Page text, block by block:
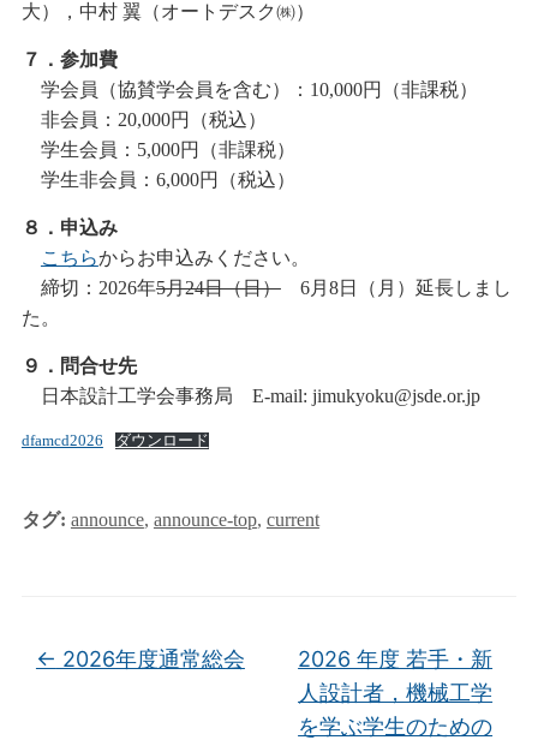
大），中村 翼（オートデスク㈱）
７．参加費
学会員（協賛学会員を含む）：10,000円（非課税）
非会員：20,000円（税込）
学生会員：5,000円（非課税）
学生非会員：6,000円（税込）
８．申込み
こちらからお申込みください。
締切：2026年5月24日（日）6月8日（月）延長しまし
た。
９．問合せ先
日本設計工学会事務局 E-mail: jimukyoku@jsde.or.jp
dfamcd2026 ダウンロード
タグ: announce, announce-top, current
← 2026年度通常総会
2026 年度 若⼿・新
⼈設計者，機械⼯学
を学ぶ学⽣のための